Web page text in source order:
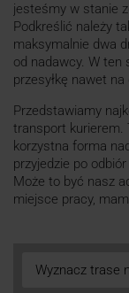
jesteśmy w stanie
Podkreślić należy
maksymalnie dwa
od nadawcy. W
przesyłkę nawet
Przedstawiamy
transport kurierem.
korzystna forma
przyjedzie po
Może to być nasz
miejsce pracy,
Wyznacz trase